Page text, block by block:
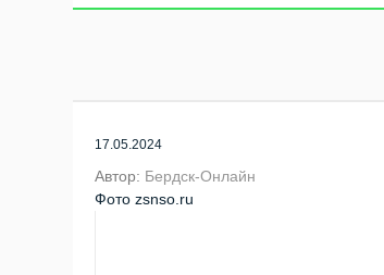
17.05.2024
Автор: Бердск-Онлайн
Фото zsnso.ru